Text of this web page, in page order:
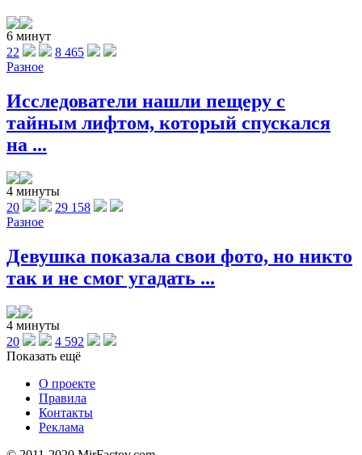
6 минут
22
8 465
Разное
Исследователи нашли пещеру с
тайным лифтом, который спускался
на ...
4 минуты
20
29 158
Разное
Девушка показала свои фото, но никто
так и не смог угадать ...
4 минуты
20
4 592
Показать ещё
О проекте
Правила
Контакты
Реклама